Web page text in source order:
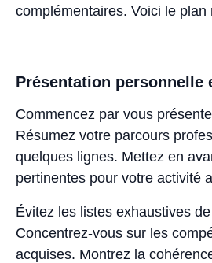
complémentaires. Voici le plan
Présentation personnelle
Commencez par vous
Résumez votre parcours
quelques lignes. Mettez en
pertinentes pour votre activité
Évitez les listes exhaustives
Concentrez-vous sur les
acquises. Montrez la